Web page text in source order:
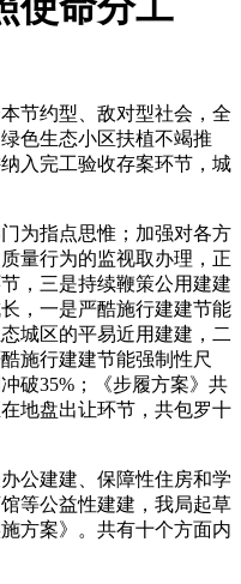
约型、敌对型社会，全
色生态小区扶植不竭推
入完工验收存案环节，城
指点思惟；加强对各方
量行为的监视取办理，正
，三是持续鞭策公用建建
，一是严酷施行建建节能
城区的平易近用建建，二
施行建建节能强制性尺
破35%；《步履方案》共
地盘出让环节，共包罗十
建建、保障性住房和学
等公益性建建，我局起草
方案》。共有十个方面内